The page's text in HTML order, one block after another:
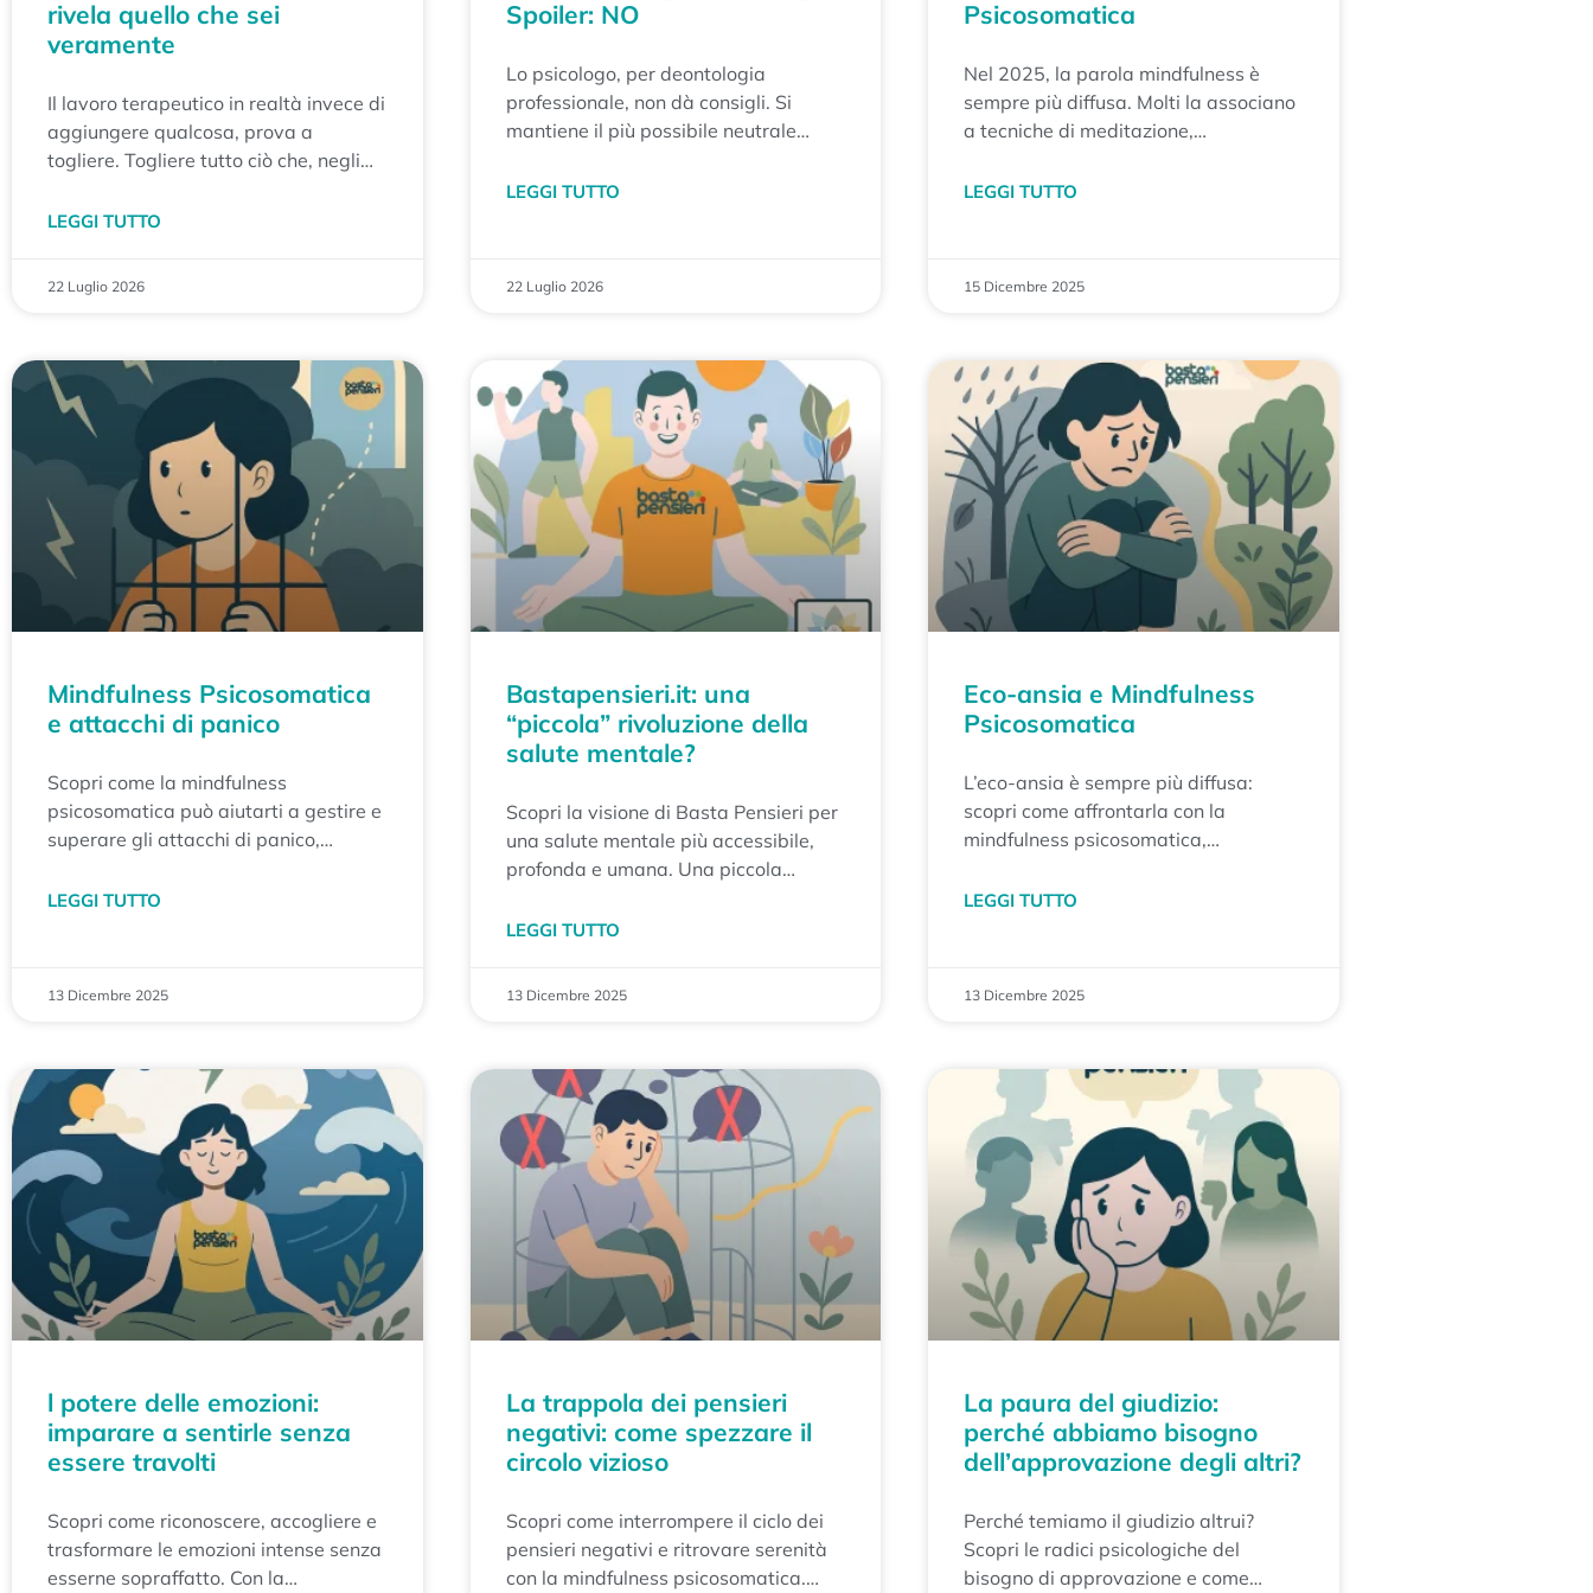
rivela quello che sei
veramente
Il lavoro terapeutico in realtà invece di
aggiungere qualcosa, prova a
togliere. Togliere tutto ciò che, negli
autenticità: aspettative, paure,
altri o per sentirci accettati.
LEGGI TUTTO
22 Luglio 2026
Spoiler: NO
Lo psicologo, per deontologia
professionale, non dà consigli. Si
mantiene il più possibile neutrale
e accompagna il paziente in un
siano realmente sue.
LEGGI TUTTO
22 Luglio 2026
Psicosomatica
Nel 2025, la parola mindfulness è
sempre più diffusa. Molti la associano
a tecniche di meditazione,
proposte come strumenti per gestire
LEGGI TUTTO
15 Dicembre 2025
Mindfulness Psicosomatica
e attacchi di panico
Scopri come la mindfulness
psicosomatica può aiutarti a gestire e
superare gli attacchi di panico,
attraverso un approccio consapevole
LEGGI TUTTO
13 Dicembre 2025
Bastapensieri.it: una
“piccola” rivoluzione della
salute mentale?
Scopri la visione di Basta Pensieri per
una salute mentale più accessibile,
profonda e umana. Una piccola
dalla consapevolezza.
LEGGI TUTTO
13 Dicembre 2025
Eco-ansia e Mindfulness
Psicosomatica
L’eco-ansia è sempre più diffusa:
scopri come affrontarla con la
mindfulness psicosomatica,
consapevolezza di fronte alle sfide
LEGGI TUTTO
13 Dicembre 2025
l potere delle emozioni:
imparare a sentirle senza
essere travolti
​Scopri come riconoscere, accogliere e
trasformare le emozioni intense senza
esserne sopraffatto. Con la
La trappola dei pensieri
negativi: come spezzare il
circolo vizioso
​Scopri come interrompere il ciclo dei
pensieri negativi e ritrovare serenità
con la mindfulness psicosomatica.
La paura del giudizio:
perché abbiamo bisogno
dell’approvazione degli altri?
Perché temiamo il giudizio altrui?
Scopri le radici psicologiche del
bisogno di approvazione e come